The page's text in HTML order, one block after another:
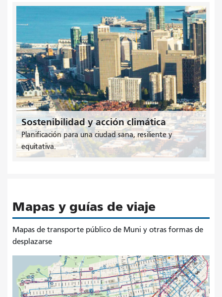
Sostenibilidad y acción climática
Planificación para una ciudad sana, resiliente y
equitativa.
Mapas y guías de viaje
Mapas de transporte público de Muni y otras formas de
desplazarse